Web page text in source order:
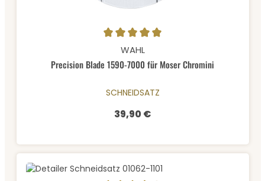
Durchschnittliche Bewertung von 5 von 5 Sternen
WAHL
Precision Blade 1590-7000 für Moser Chromini
SCHNEIDSATZ
Regulärer Preis:
39,90 €